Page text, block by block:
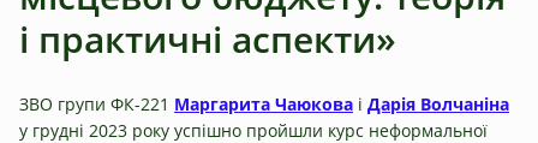
і практичні аспекти»
ЗВО групи ФК-221 Маргарита Чаюкова і Дарія Волчаніна
у грудні 2023 року успішно пройшли курс неформальної